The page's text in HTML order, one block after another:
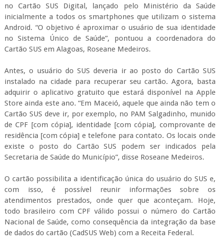
no Cartão SUS Digital, lançado pelo Ministério da Saúde
inicialmente a todos os smartphones que utilizam o sistema
Android. “O objetivo é aproximar o usuário de sua identidade
no Sistema Único de Saúde”, pontuou a coordenadora do
Cartão SUS em Alagoas, Roseane Medeiros.
Antes, o usuário do SUS deveria ir ao posto do Cartão SUS
instalado na cidade para recuperar seu cartão. Agora, basta
adquirir o aplicativo gratuito que estará disponível na Apple
Store ainda este ano. “Em Maceió, aquele que ainda não tem o
Cartão SUS deve ir, por exemplo, no PAM Salgadinho, munido
de CPF [com cópia], identidade [com cópia], comprovante de
residência [com cópia] e telefone para contato. Os locais onde
existe o posto do Cartão SUS podem ser indicados pela
Secretaria de Saúde do Município”, disse Roseane Medeiros.
O cartão possibilita a identificação única do usuário do SUS e,
com isso, é possível reunir informações sobre os
atendimentos prestados, onde quer que aconteçam. Hoje,
todo brasileiro com CPF válido possui o número do Cartão
Nacional de Saúde, como consequência da integração da base
de dados do cartão (CadSUS Web) com a Receita Federal.